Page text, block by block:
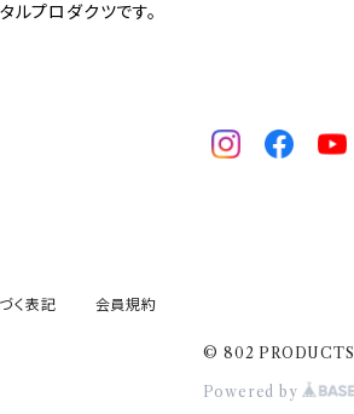
プロダクツです。
く表記 会員規約
© 802 PRODUCTS
Powered by